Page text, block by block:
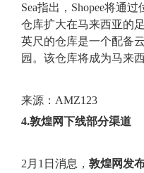
Sea指出，Shopee将通
仓库扩大在马来西亚的
英尺的仓库是一个配备
园。该仓库将成为马来
来源：AMZ123
4.敦煌网下线部分渠道
2月1日消息， 敦煌网发